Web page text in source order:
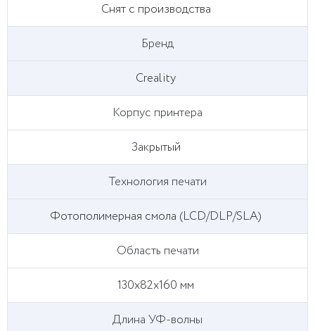
Снят с производства
Бренд
Creality
Корпус принтера
Закрытый
Технология печати
Фотополимерная смола (LCD/DLP/SLA)
Область печати
130x82x160 мм
Длина УФ-волны